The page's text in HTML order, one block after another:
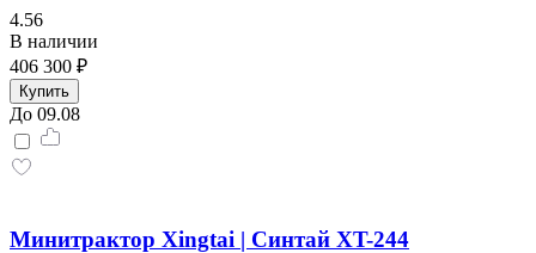
4.56
В наличии
406 300 ₽
Купить
До 09.08
Минитрактор Xingtai | Синтай XT-244